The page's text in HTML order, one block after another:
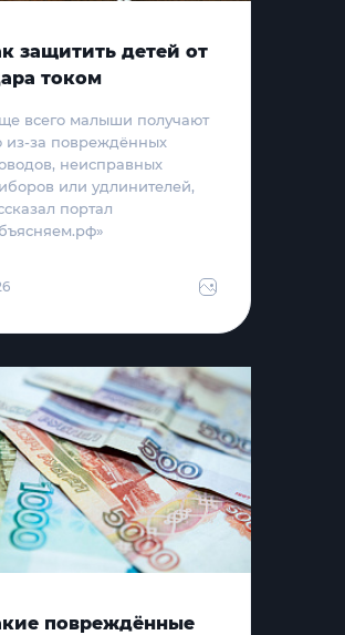
защитить детей от
током
всего малыши получают
из-за повреждённых
неисправных
или удлинителей,
портал
повреждённые